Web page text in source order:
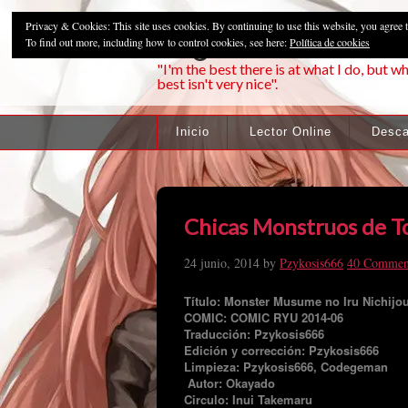
"I'm the best there is at what I do, but
best isn't very nice".
Inicio Lector Online
Chicas Monstruos de
24 junio, 2014 by Pzykosis666 40
Título: Monster Musume no Iru
COMIC: COMIC RYU 2014-06
Traducción: Pzykosis666
Edición y corrección: Pzykosis666
Limpieza: Pzykosis666, Codegeman
Autor: Okayado
Circulo: Inui Takemaru
Privacy & Cookies: This site uses cookies. By continuing to use this website, you agree
To find out more, including how to control cookies, see here:Política de cookies